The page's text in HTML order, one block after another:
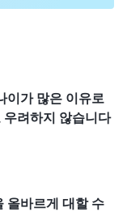
하나님 집에서
에도 원칙이 있
나오거나 한때
로 사람을 교체
일관된 모습, 본
, 특히 사람이
할 수 있는지,
이가 많은 이유로
우려하지 않습니다
올바르게 대할 수